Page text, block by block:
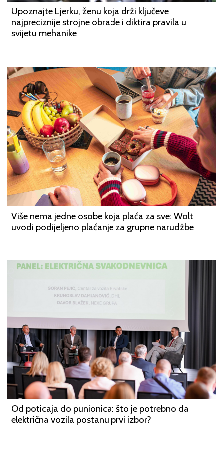
Upoznajte Ljerku, ženu koja drži ključeve
najpreciznije strojne obrade i diktira pravila u
svijetu mehanike
Više nema jedne osobe koja plaća za sve: Wolt
uvodi podijeljeno plaćanje za grupne narudžbe
Od poticaja do punionica: što je potrebno da
električna vozila postanu prvi izbor?